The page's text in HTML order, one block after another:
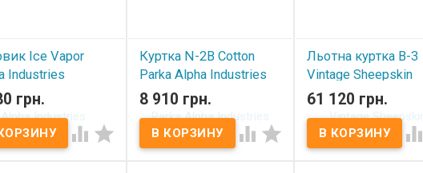
Ice Vapor
Industries
Red
грн.
 
Куртка N-2B Cotton
Parka Alpha Industries
Brown
В наличии
8 910 грн.
 
Льотна куртка B-3
Vintage Sheepskin
Bomber
В наличии
61 120 грн.
